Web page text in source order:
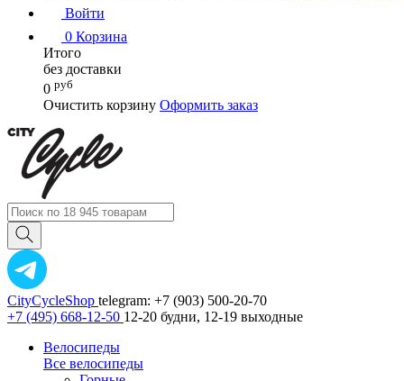
Войти
0 Корзина
Итого
без доставки
0 руб
Очистить корзину Оформить заказ
CityCycleShop telegram: +7 (903) 500-20-70
+7 (495) 668-12-50 12-20 будни, 12-19 выходные
Велосипеды
Все велосипеды